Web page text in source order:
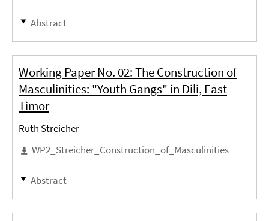
Abstract
Working Paper No. 02: The Construction of
Masculinities: "Youth Gangs" in Dili, East
Timor
Ruth Streicher
WP2_Streicher_Construction_of_Masculinities
Abstract